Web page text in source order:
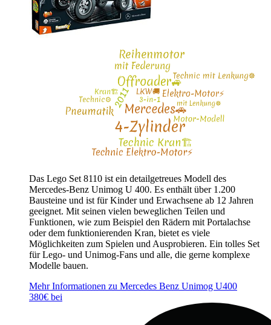
Das Lego Set 8110 ist ein detailgetreues Modell des
Mercedes-Benz Unimog U 400. Es enthält über 1.200
Bausteine und ist für Kinder und Erwachsene ab 12 Jahren
geeignet. Mit seinen vielen beweglichen Teilen und
Funktionen, wie zum Beispiel den Rädern mit Portalachse
oder dem funktionierenden Kran, bietet es viele
Möglichkeiten zum Spielen und Ausprobieren. Ein tolles Set
für Lego- und Unimog-Fans und alle, die gerne komplexe
Modelle bauen.
Mehr Informationen zu Mercedes Benz Unimog U400
380€ bei